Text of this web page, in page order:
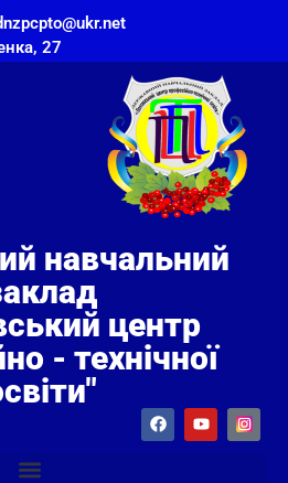
27
навчальний
центр
- технічної